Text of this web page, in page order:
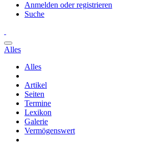
Anmelden oder registrieren
Suche
Alles
Alles
Artikel
Seiten
Termine
Lexikon
Galerie
Vermögenswert